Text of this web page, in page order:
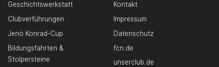
Geschichtswerkstatt
Clubverführungen
Jenö Konrad-Cup
Bildungsfahrten &
Stolpersteine
Kontakt
Impressum
Datenschutz
fcn.de
unserclub.de